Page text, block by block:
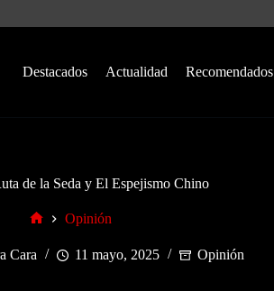
Destacados Actualidad Recomendados
de la Seda y El Espejismo Chino
Opinión
Cara 11 mayo, 2025 Opinión